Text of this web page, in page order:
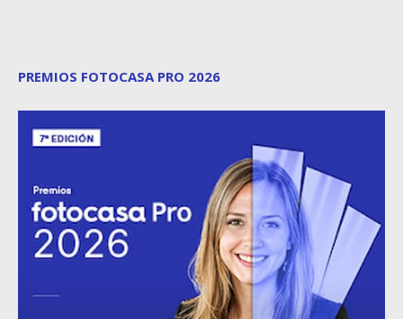
PREMIOS FOTOCASA PRO 2026